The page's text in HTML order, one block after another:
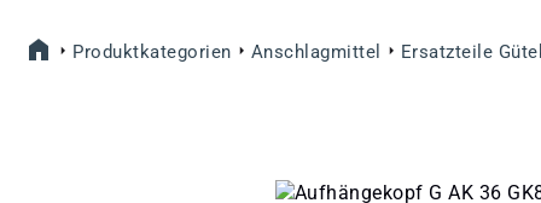
Produktkategorien Anschlagmittel Ersatzteile